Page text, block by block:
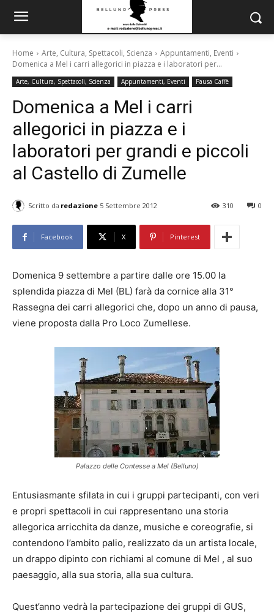
Home Arte, Cultura, Spettacoli, Scienza
Appuntamenti, Eventi
Domenica a Mel i carri allegorici in piazza e i laboratori per...
Arte, Cultura, Spettacoli, Scienza Appuntamenti, Eventi Pausa Caffè
Domenica a Mel i carri
allegorici in piazza e i
laboratori per grandi e piccoli
al Castello di Zumelle
Scritto da redazione 5 Settembre 2012 0
310
Facebook X Pinterest
Domenica 9 settembre a partire dalle ore 15.00 la
splendida piazza di Mel (BL) farà da cornice alla 31°
Rassegna dei carri allegorici che, dopo un anno di pausa,
viene proposta dalla Pro Loco Zumellese.
Palazzo delle Contesse a Mel (Belluno)
Entusiasmante sfilata in cui i gruppi partecipanti, con veri
e propri spettacoli in cui rappresentano una storia
allegorica arricchita da danze, musiche e coreografie, si
contendono l’ambito palio, realizzato da un artista locale,
un drappo dipinto con richiami al comune di Mel , al suo
paesaggio, alla sua storia, alla sua cultura.
Quest’anno vedrà la partecipazione dei gruppi di GUS,